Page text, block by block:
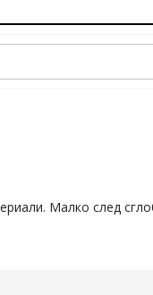
Малко след